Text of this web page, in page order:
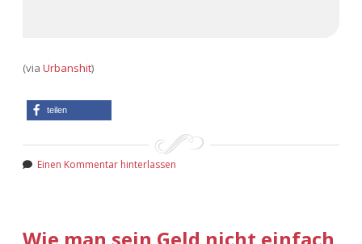
(via Urbanshit)
teilen
Einen Kommentar hinterlassen